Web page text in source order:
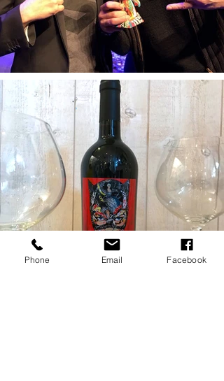
Phone Email Facebook